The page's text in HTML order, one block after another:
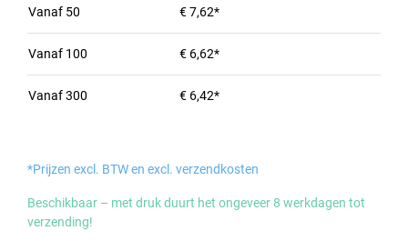
Vanaf 50 € 7,62*
Vanaf 100 € 6,62*
Vanaf300 € 6,42*
*Prijzen excl. BTW en excl. verzendkosten
Beschikbaar – met druk duurt het ongeveer 8 werkdagen tot
verzending!